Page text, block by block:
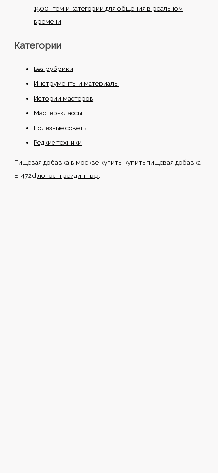
1500+ тем и категории для общения в реальном
времени
Категории
Без рубрики
Инструменты и материалы
Истории мастеров
Мастер-классы
Полезные советы
Редкие техники
Пищевая добавка в москве купить: купить пищевая добавка
Е-472d лотос-трейдинг.рф